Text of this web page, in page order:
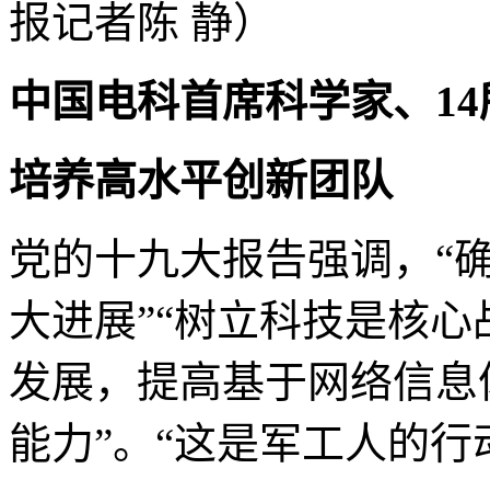
报记者陈 静）
中国电科首席科学家、
培养高水平创新团队
党的十九大报告强调，“
大进展”“树立科技是核
发展，提高基于网络信
能力”。“这是军工人的